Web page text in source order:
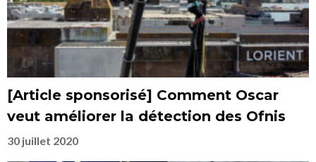
[Article sponsorisé] Comment Oscar
veut améliorer la détection des Ofnis
30 juillet 2020